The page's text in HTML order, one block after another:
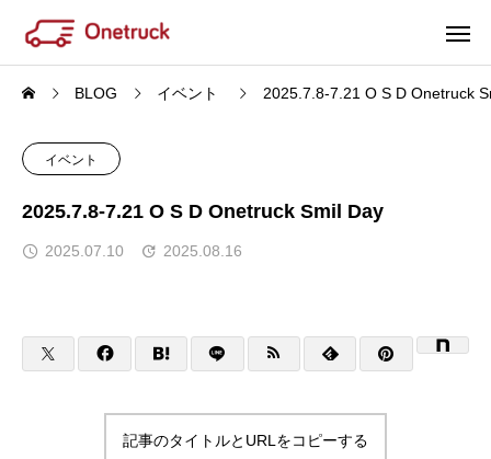
BLOG イベント 2025.7.8-7.21 O S D Onetruck
イベント
2025.7.8-7.21 O S D Onetruck Smil Day
2025.07.10 2025.08.16
記事のタイトルとURLをコピーする